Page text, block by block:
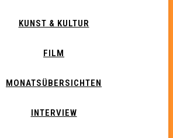
KUNST & KULTUR
FILM
MONATSÜBERSICHTEN
INTERVIEW